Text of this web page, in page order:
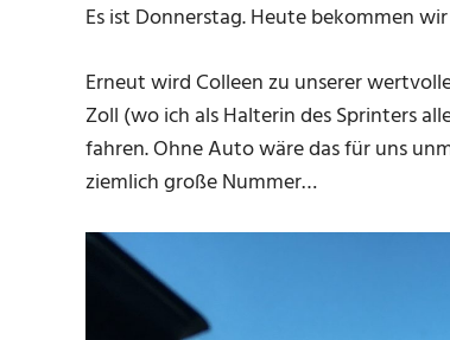
Es ist Donnerstag. Heute bekommen
Erneut wird Colleen zu unserer
Zoll (wo ich als Halterin des Sprinters
fahren. Ohne Auto wäre das für uns
ziemlich große Nummer…